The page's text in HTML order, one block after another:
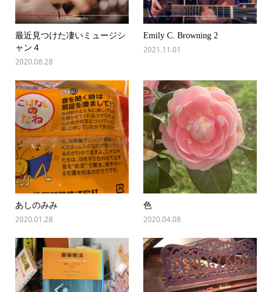
最近見つけた凄いミュージシ
ャン４
2020.08.28
Emily C. Browning 2
2021.11.01
あしのみみ
2020.01.28
色
2020.04.08